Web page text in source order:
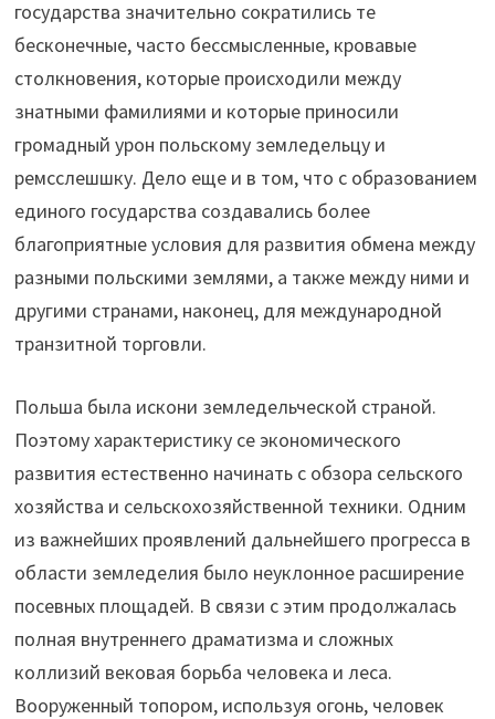
государства значительно сократились те
бесконечные, часто бессмысленные, кровавые
столкновения, которые происходили между
знатными фамилиями и которые приносили
громадный урон польскому земледельцу и
ремсслешшку. Дело еще и в том, что с образованием
единого государства создавались более
благоприятные условия для развития обмена между
разными польскими землями, а также между ними и
другими странами, наконец, для международной
транзитной торговли.
Польша была искони земледельческой страной.
Поэтому характеристику се экономического
развития естественно начинать с обзора сельского
хозяйства и сельскохозяйственной техники. Одним
из важнейших проявлений дальнейшего прогресса в
области земледелия было неуклонное расширение
посевных площадей. В связи с этим продолжалась
полная внутреннего драматизма и сложных
коллизий вековая борьба человека и леса.
Вооруженный топором, используя огонь, человек